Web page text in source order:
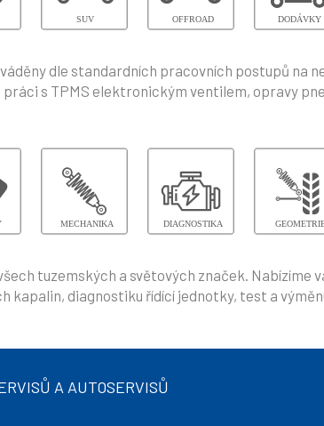
dle standardních pracovních postupů na
s TPMS elektronickým ventilem, opravy
tuzemských a světových značek. Nabízíme
kapalin, diagnostiku řídící jednotky, test a
A AUTOSERVISŮ